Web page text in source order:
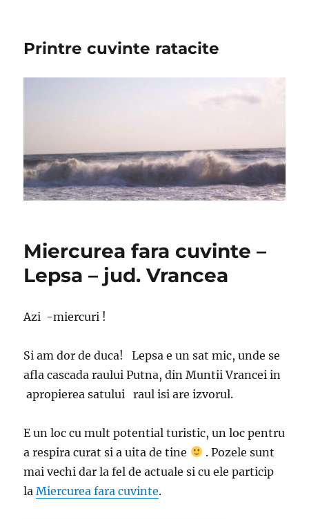
Printre cuvinte ratacite
Miercurea fara cuvinte –
Lepsa – jud. Vrancea
Azi -miercuri !
Si am dor de duca! Lepsa e un sat mic, unde se
afla cascada raului Putna, din Muntii Vrancei in
apropierea satului raul isi are izvorul.
E un loc cu mult potential turistic, un loc pentru
a respira curat si a uita de tine
. Pozele sunt
mai vechi dar la fel de actuale si cu ele particip
laMiercurea fara cuvinte.